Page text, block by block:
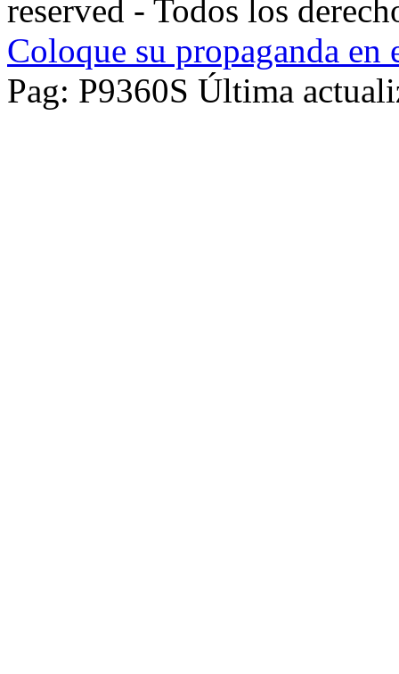
reserved - Todos los
Coloque su propaganda en
Pag: P9360S Última